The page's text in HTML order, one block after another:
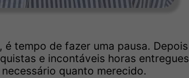
tempo de fazer uma pausa. Depois
e incontáveis horas entregues
quanto merecido.